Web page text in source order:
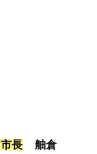
市長 舳倉